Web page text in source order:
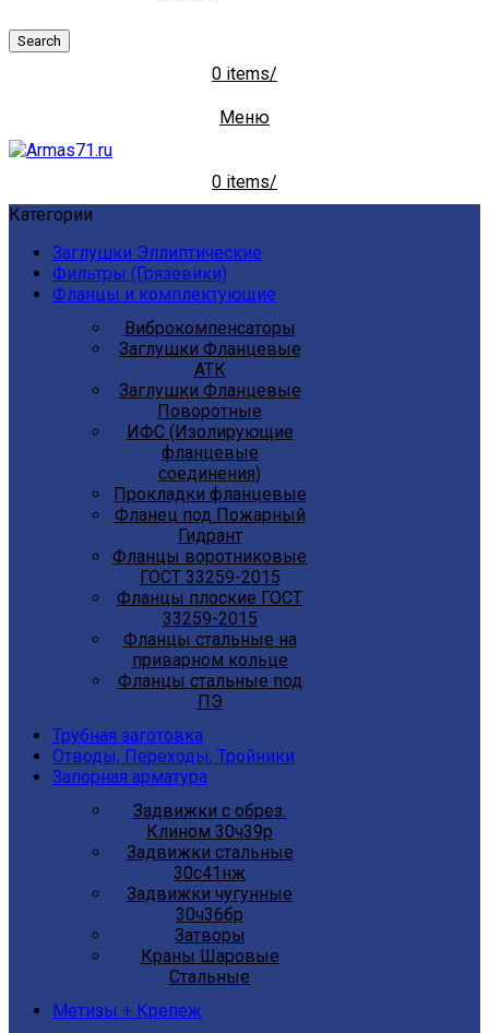
Search
0 items/
Меню
0 items/
Категории
Заглушки Эллиптические
Фильтры (Грязевики)
Фланцы и комплектующие
Виброкомпенсаторы
Заглушки Фланцевые
АТК
Заглушки Фланцевые
Поворотные
ИФС (Изолирующие
фланцевые
соединения)
Прокладки фланцевые
Фланец под Пожарный
Гидрант
Фланцы воротниковые
ГОСТ 33259-2015
Фланцы плоские ГОСТ
33259-2015
Фланцы стальные на
приварном кольце
Фланцы стальные под
ПЭ
Трубная заготовка
Отводы, Переходы, Тройники
Запорная арматура
Задвижки с обрез.
Клином 30ч39р
Задвижки стальные
30с41нж
Задвижки чугунные
30ч36бр
Затворы
Краны Шаровые
Стальные
Метизы + Крепеж